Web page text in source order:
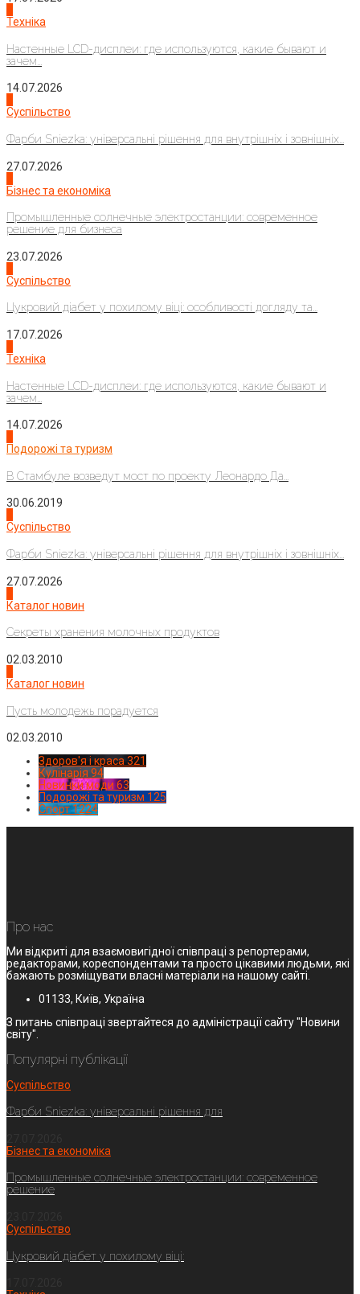
Техніка
Настенные LCD-дисплеи: где используются, какие бывают и
зачем...
14.07.2026
Суспільство
Фарби Sniezka: універсальні рішення для внутрішніх і зовнішніх...
27.07.2026
Бізнес та економіка
Промышленные солнечные электростанции: современное
решение для бизнеса
23.07.2026
Суспільство
Цукровий діабет у похилому віці: особливості догляду та...
17.07.2026
Техніка
Настенные LCD-дисплеи: где используются, какие бывают и
зачем...
14.07.2026
Подорожі та туризм
В Стамбуле возведут мост по проекту Леонардо Да...
30.06.2019
Суспільство
Фарби Sniezka: універсальні рішення для внутрішніх і зовнішніх...
27.07.2026
Каталог новин
Секреты хранения молочных продуктов
02.03.2010
Каталог новин
Пусть молодежь порадуется
02.03.2010
Здоров'я і краса 321
Кулінарія 94
Новинки моди 63
Подорожі та туризм 125
Спорт1224
Про нас
Ми відкриті для взаємовигідної співпраці з репортерами,
редакторами, кореспондентами та просто цікавими людьми, які
бажають розміщувати власні матеріали на нашому сайті.
01133, Київ, Україна
З питань співпраці звертайтеся до адміністрації сайту "Новини
світу".
Популярні публікації
Суспільство
Фарби Sniezka: універсальні рішення для
Бізнес та економіка
Промышленные солнечные электростанции: современное
решение
Суспільство
Цукровий діабет у похилому віці: